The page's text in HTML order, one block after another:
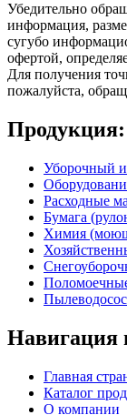
Убедительно
информация,
сугубо
офертой,
Для получения
пожалуйста,
Продукция:
Уборочный
Расходные
Бумага
Химия
Навигация
Главная
Каталог
О компании